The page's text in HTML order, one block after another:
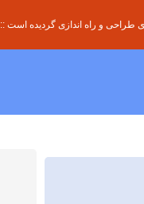
طراحی و راه اندازی گردیده است ::..